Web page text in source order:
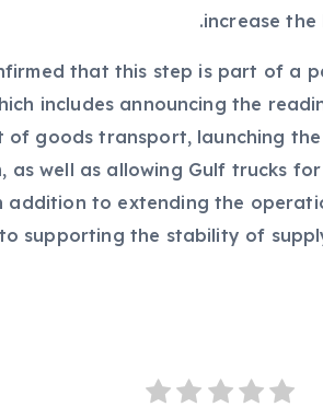
increase
that this step is part of a
includes announcing the
of goods transport, launching
as well as allowing Gulf trucks
addition to extending the
supporting the stability of